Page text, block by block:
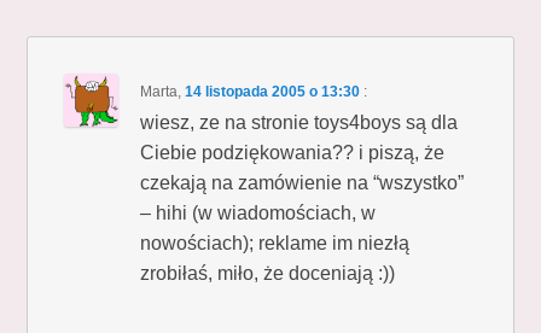
Marta,14 listopada 2005 o 13:30 :
wiesz, ze na stronie toys4boys są dla
Ciebie podziękowania?? i piszą, że
czekają na zamówienie na “wszystko”
– hihi (w wiadomościach, w
nowościach); reklame im niezłą
zrobiłaś, miło, że doceniają :))